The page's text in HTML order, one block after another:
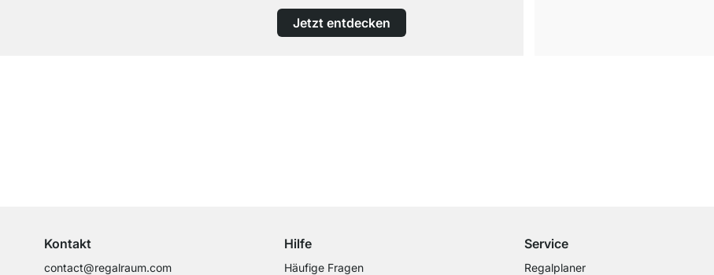
Jetzt entdecken
Kontakt
contact@regalraum.com
Hilfe
Häufige Fragen
Service
Regalplaner